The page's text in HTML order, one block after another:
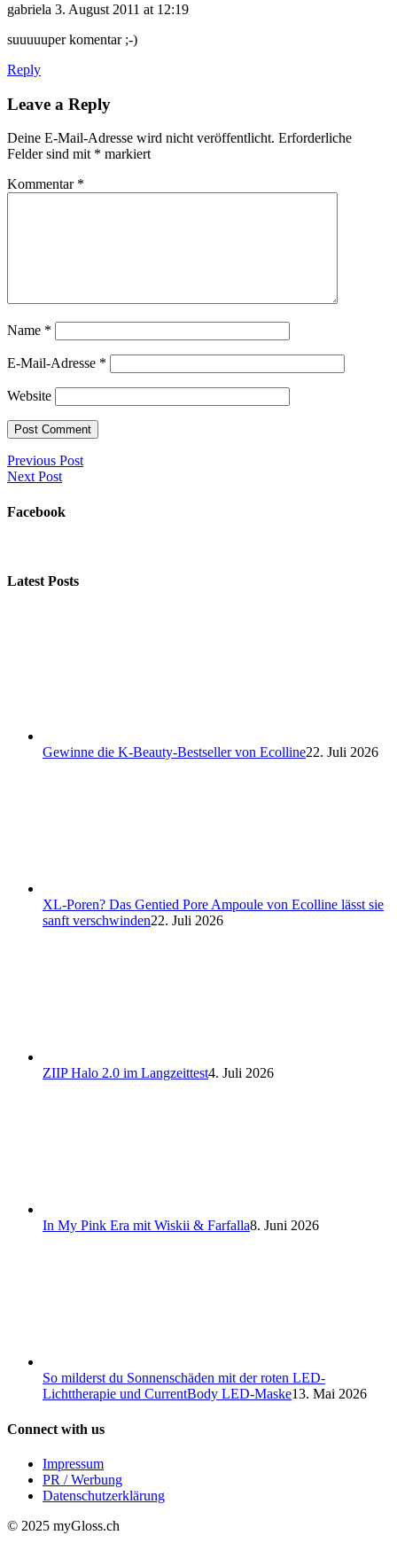
gabriela 3. August 2011 at 12:19
suuuuuper komentar ;-)
Reply
Leave a Reply
Deine E-Mail-Adresse wird nicht veröffentlicht. Erforderliche
Felder sind mit * markiert
Kommentar *
Name *
E-Mail-Adresse *
Website
Previous Post
Next Post
Facebook
Latest Posts
Gewinne die K-Beauty-Bestseller von Ecolline22. Juli 2026
XL-Poren? Das Gentied Pore Ampoule von Ecolline lässt sie
sanft verschwinden22. Juli 2026
ZIIP Halo 2.0 im Langzeittest4. Juli 2026
In My Pink Era mit Wiskii & Farfalla8. Juni 2026
So milderst du Sonnenschäden mit der roten LED-
Lichttherapie und CurrentBody LED-Maske13. Mai 2026
Connect with us
Impressum
PR / Werbung
Datenschutzerklärung
© 2025 myGloss.ch